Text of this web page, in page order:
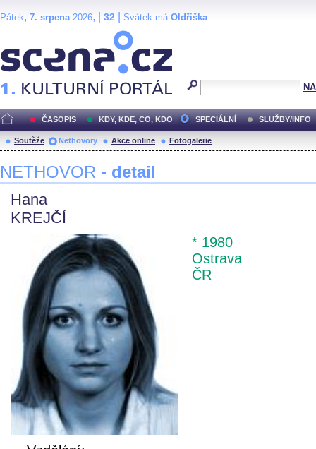
Pátek, 7. srpena2026, | 32 Svátek má Oldřiška
ČASOPIS KDY, KDE, CO, KDO SPECIÁLNÍ SLUŽBY/INFO
Soutěže Nethovory Akce online Fotogalerie
NETHOVOR - detail
Hana
KREJČÍ
* 1980
Ostrava
ČR